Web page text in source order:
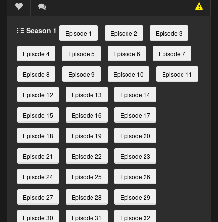
Season 1 Episode 1 Episode 2 Episode 3
Episode 4 Episode 5 Episode 6 Episode 7
Episode 8 Episode 9 Episode 10 Episode 11
Episode 12 Episode 13 Episode 14
Episode 15 Episode 16 Episode 17
Episode 18 Episode 19 Episode 20
Episode 21 Episode 22 Episode 23
Episode 24 Episode 25 Episode 26
Episode 27 Episode 28 Episode 29
Episode 30 Episode 31 Episode 32